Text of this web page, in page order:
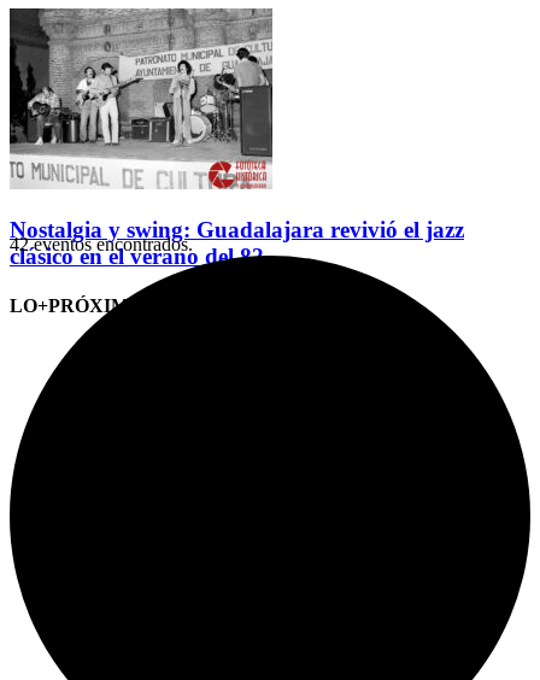
Nostalgia y swing: Guadalajara revivió el jazz
clásico en el verano del 82
LO+PRÓXIMO (CITAS)
42 eventos encontrados.